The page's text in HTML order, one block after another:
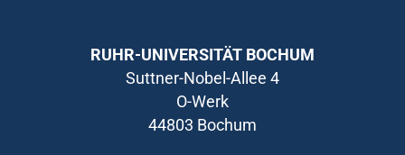
RUHR-UNIVERSITÄT BOCHUM
Suttner-Nobel-Allee 4
O-Werk
44803 Bochum